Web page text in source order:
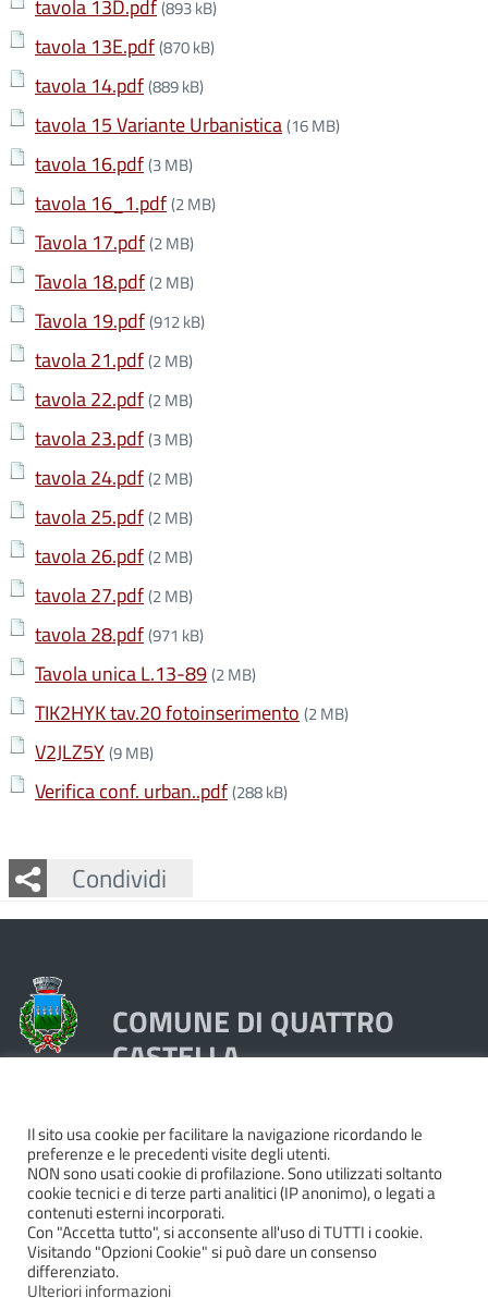
tavola 13D.pdf(893 kB)
tavola 13E.pdf(870 kB)
tavola 14.pdf(889 kB)
tavola 15 Variante Urbanistica(16 MB)
tavola 16.pdf(3 MB)
tavola 16_1.pdf(2 MB)
Tavola 17.pdf(2 MB)
Tavola 18.pdf(2 MB)
Tavola 19.pdf(912 kB)
tavola 21.pdf(2 MB)
tavola 22.pdf(2 MB)
tavola 23.pdf(3 MB)
tavola 24.pdf(2 MB)
tavola 25.pdf(2 MB)
tavola 26.pdf(2 MB)
tavola 27.pdf(2 MB)
tavola 28.pdf(971 kB)
Tavola unica L.13-89(2 MB)
TIK2HYK tav.20 fotoinserimento (2 MB)
V2JLZ5Y(9 MB)
Verifica conf. urban..pdf(288 kB)
Condividi
Facebook
Twitter
Whatsapp
COMUNE DI QUATTRO
CASTELLA
Piazza Dante 1, 42020 Quattro Castella (RE)
Tel. 0522249211 - Fax 0522249298
Codice Fiscale e Partita Iva 00439250358
Pec:quattrocastella@cert.provincia.re.it
Codice IBAN IT74P0503466420000000044000
Codice BIC BAPPIT21479
Il sito usa cookie per facilitare la navigazione ricordando le
preferenze e le precedenti visite degli utenti.
NON sono usati cookie di profilazione. Sono utilizzati soltanto
cookie tecnici e di terze parti analitici (IP anonimo), o legati a
contenuti esterni incorporati.
Con "Accetta tutto", si acconsente all'uso di TUTTI i cookie.
Visitando "Opzioni Cookie" si può dare un consenso
differenziato.
Ulteriori informazioni